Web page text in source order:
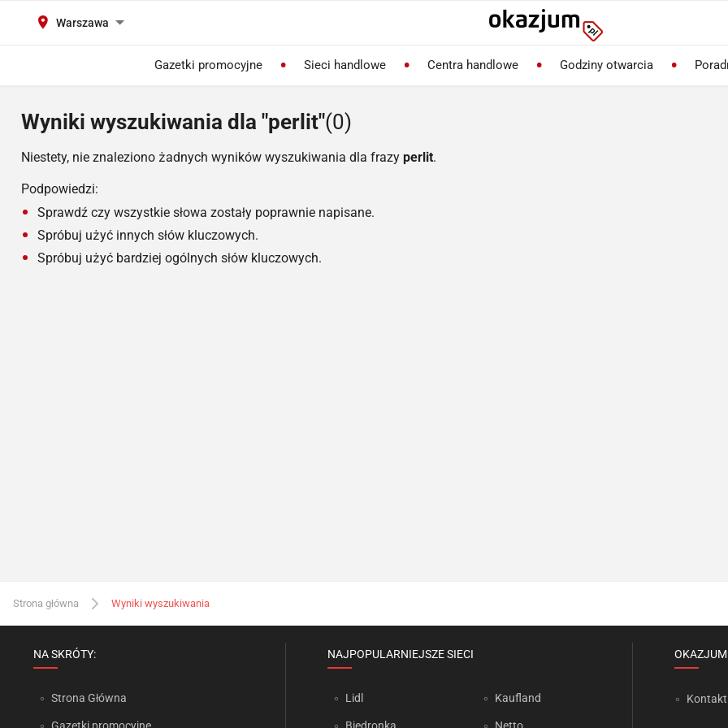
Warszawa
Gazetki promocyjne Sieci handlowe Centra handlowe Godziny otwarcia
Wyniki wyszukiwania dla "perlit"(0)
Niestety, nie znaleziono żadnych wyników wyszukiwania dla frazy perlit.
Podpowiedzi:
Sprawdź czy wszystkie słowa zostały poprawnie napisane.
Spróbuj użyć innych słów kluczowych.
Spróbuj użyć bardziej ogólnych słów kluczowych.
Strona główna Wyniki wyszukiwania
NA SKRÓTY:
Strona Główna
NAJPOPULARNIEJSZE SIECI
Lidl Kaufland Kontakt